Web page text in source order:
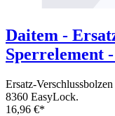
Daitem -
Sperrelement
Ersatz-
8360 EasyLock.
16,96 €*